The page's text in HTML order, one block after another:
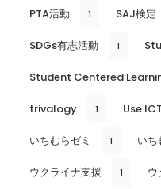
PTA活動 1 SAJ検定
SDGs有志活動 1
Student Centered
trivalogy 1 Use
いちむらゼミ 1 い
ウクライナ支援 1 ウ